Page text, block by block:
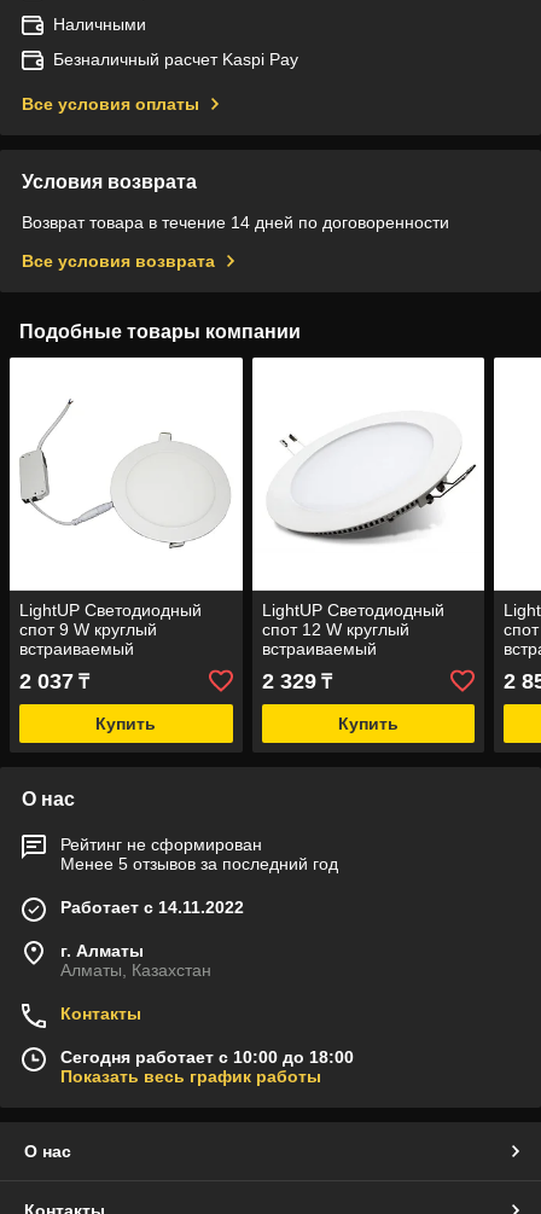
Наличными
Безналичный расчет Kaspi Pay
Все условия оплаты
Условия возврата
Возврат товара в течение 14 дней по договоренности
Все условия возврата
Подобные товары компании
LightUP Светодиодный
спот 9 W круглый
встраиваемый
2 037 ₸
Купить
LightUP Светодиодный
спот 12 W круглый
встраиваемый
2 329₸
Купить
2
О нас
Рейтинг не сформирован
Менее 5 отзывов за последний год
Работает с 14.11.2022
г. Алматы
Алматы, Казахстан
Контакты
Сегодня работает с 10:00 до 18:00
Показать весь график работы
О нас